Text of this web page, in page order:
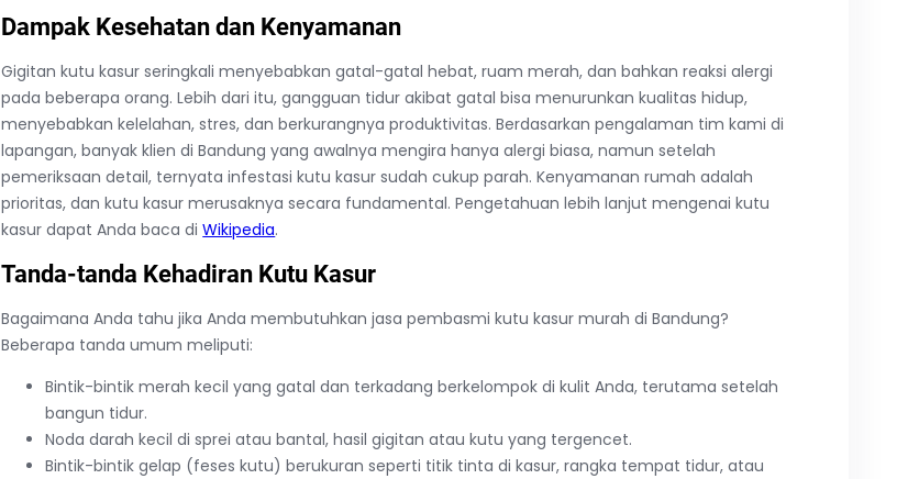
Dampak Kesehatan dan Kenyamanan
Gigitan kutu kasur seringkali menyebabkan gatal-gatal hebat, ruam merah, dan bahkan reaksi alergi
pada beberapa orang. Lebih dari itu, gangguan tidur akibat gatal bisa menurunkan kualitas hidup,
menyebabkan kelelahan, stres, dan berkurangnya produktivitas. Berdasarkan pengalaman tim kami di
lapangan, banyak klien di Bandung yang awalnya mengira hanya alergi biasa, namun setelah
pemeriksaan detail, ternyata infestasi kutu kasur sudah cukup parah. Kenyamanan rumah adalah
prioritas, dan kutu kasur merusaknya secara fundamental. Pengetahuan lebih lanjut mengenai kutu
kasur dapat Anda baca diWikipedia.
Tanda-tanda Kehadiran Kutu Kasur
Bagaimana Anda tahu jika Anda membutuhkan jasa pembasmi kutu kasur murah di Bandung?
Beberapa tanda umum meliputi:
Bintik-bintik merah kecil yang gatal dan terkadang berkelompok di kulit Anda, terutama setelah
bangun tidur.
Noda darah kecil di sprei atau bantal, hasil gigitan atau kutu yang tergencet.
Bintik-bintik gelap (feses kutu) berukuran seperti titik tinta di kasur, rangka tempat tidur, atau